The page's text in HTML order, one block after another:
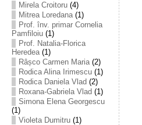
Mirela Croitoru(4)
Mitrea Loredana(1)
Prof. înv. primar Cornelia
Pamfiloiu(1)
Prof. Natalia-Florica
Heredea(1)
Râșco Carmen Maria(2)
Rodica Alina Irimescu(1)
Rodica Daniela Vlad (2)
Roxana-Gabriela Vlad (1)
Simona Elena Georgescu
(1)
Violeta Dumitru(1)